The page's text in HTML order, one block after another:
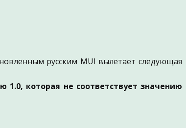
русским MUI вылетает следующая
которая не соответствует значению